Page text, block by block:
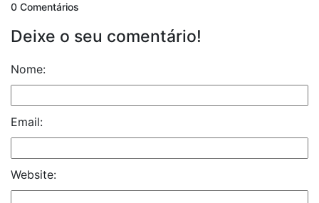
0 Comentários
Deixe o seu comentário!
Nome:
Email:
Website: